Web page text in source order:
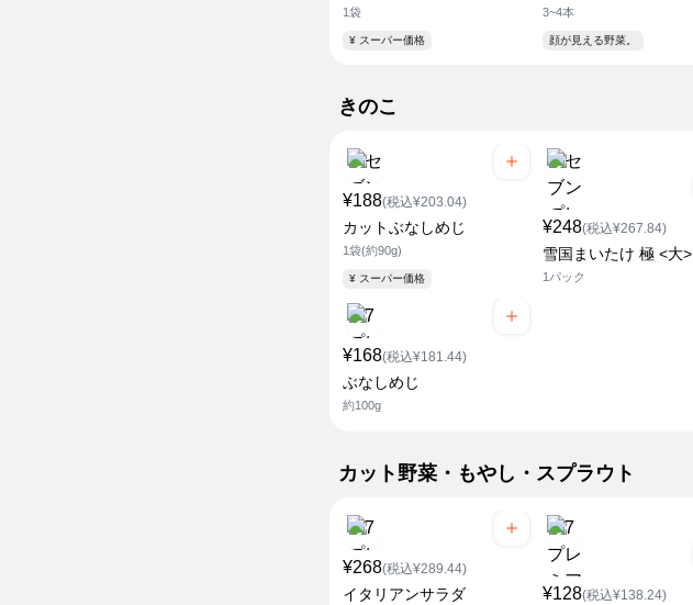
1袋
¥ スーパー価格
3~4本
顔が見える野菜。
きのこ
¥188(税込¥203.04)
カットぶなしめじ
1袋(約90g)
¥ スーパー価格
¥248(税込¥267.84)
雪国まいたけ 極 <大>
1パック
¥168(税込¥181.44)
ぶなしめじ
約100g
カット野菜・もやし・スプラウト
¥268(税込¥289.44)
イタリアンサラダ ¥128(税込¥138.24)